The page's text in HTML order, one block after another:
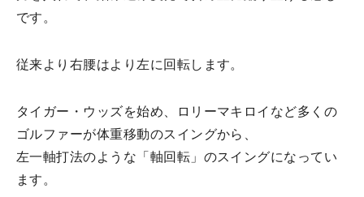
です。
従来より右腰はより左に回転します。
タイガー・ウッズを始め、ロリーマキロイなど多くの
ゴルファーが体重移動のスイングから、
左一軸打法のような「軸回転」のスイングになってい
ます。